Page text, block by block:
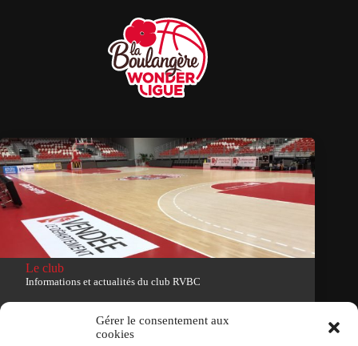
Gérer le consentement aux
cookies
Le club
Informations et actualités du club RVBC